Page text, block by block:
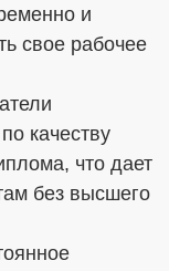
и
свое рабочее
качеству
что дает
без высшего